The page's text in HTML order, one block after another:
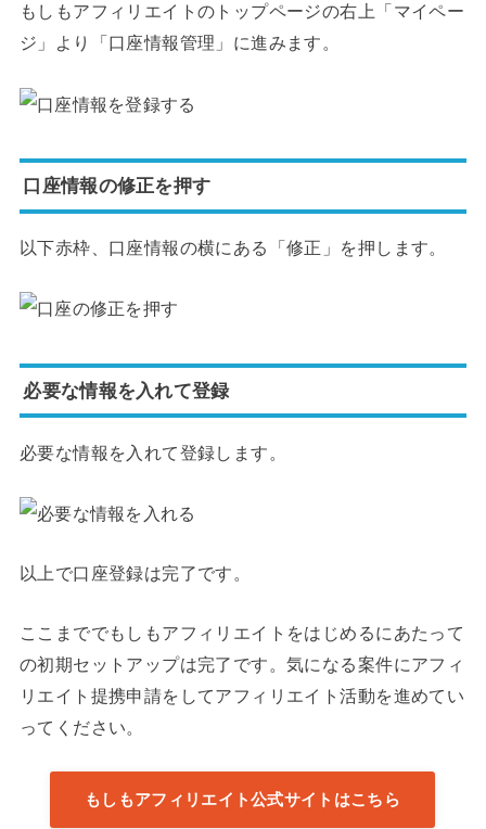
もしもアフィリエイトのトップページの右上「マイペー
ジ」より「口座情報管理」に進みます。
口座情報の修正を押す
以下赤枠、口座情報の横にある「修正」を押します。
必要な情報を入れて登録
必要な情報を入れて登録します。
以上で口座登録は完了です。
ここまででもしもアフィリエイトをはじめるにあたって
の初期セットアップは完了です。気になる案件にアフィ
リエイト提携申請をしてアフィリエイト活動を進めてい
ってください。
もしもアフィリエイト公式サイトはこちら